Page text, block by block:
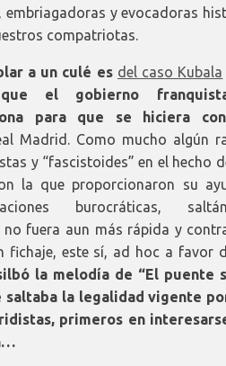
embriagadoras y evocadoras
compatriotas.
a un culé es del caso Kubala
que el gobierno
para que se hiciera
Madrid. Como mucho algún
y “fascistoides” en el hecho
la que proporcionaron su
burocráticas,
fuera aun más rápida y
fichaje, este sí, ad hoc a favor
la melodía de “El puente
saltaba la legalidad vigente
primeros en